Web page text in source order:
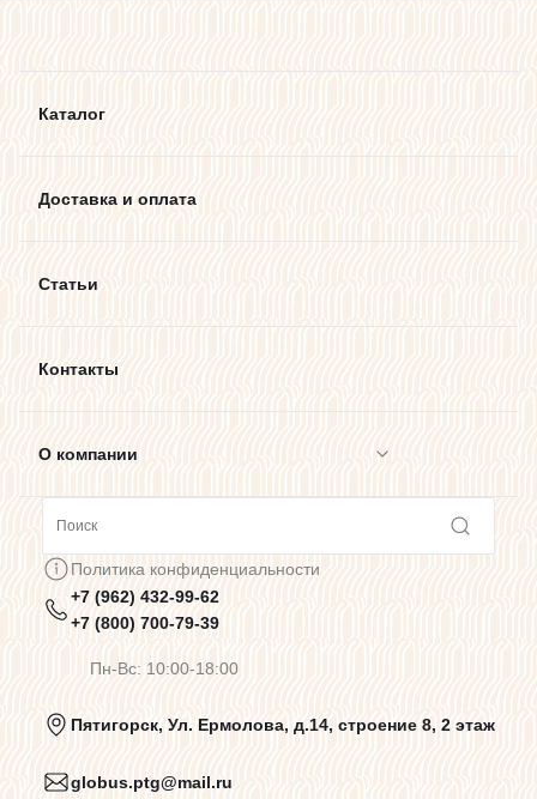
Каталог
Доставка и оплата
Статьи
Контакты
О компании
Предупреждения о цветопередаче
Политика конфиденциальности
Пользовательское соглашение
Политика конфиденциальности
+7 (962) 432-99-62
+7 (800) 700-79-39
Пн-Вс: 10:00-18:00
Пятигорск, Ул. Ермолова, д.14, строение 8, 2 этаж
globus.ptg@mail.ru